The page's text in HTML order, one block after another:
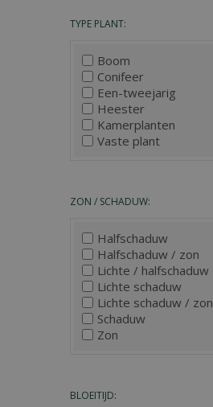
TYPE PLANT:
Boom
Conifeer
Een-tweejarig
Heester
Kamerplanten
Vaste plant
ZON / SCHADUW:
Halfschaduw
Halfschaduw / zon
Lichte / halfschaduw
Lichte schaduw
Lichte schaduw / zon
Schaduw
Zon
BLOEITIJD: